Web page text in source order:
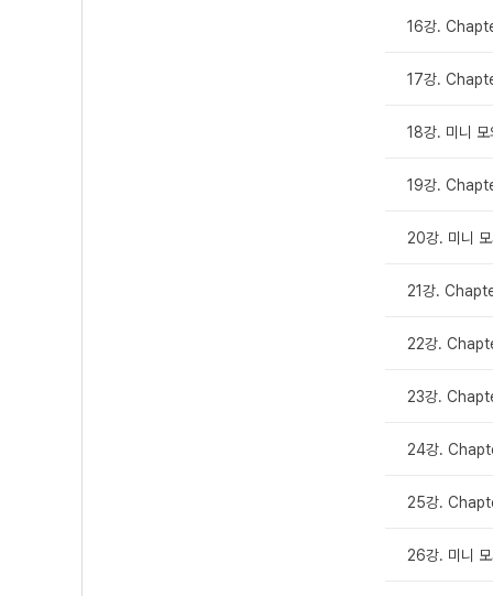
16강.
17강.
18강. 미니
19강.
20강. 미니
21강.
22강.
23강.
24강.
25강.
26강. 미니